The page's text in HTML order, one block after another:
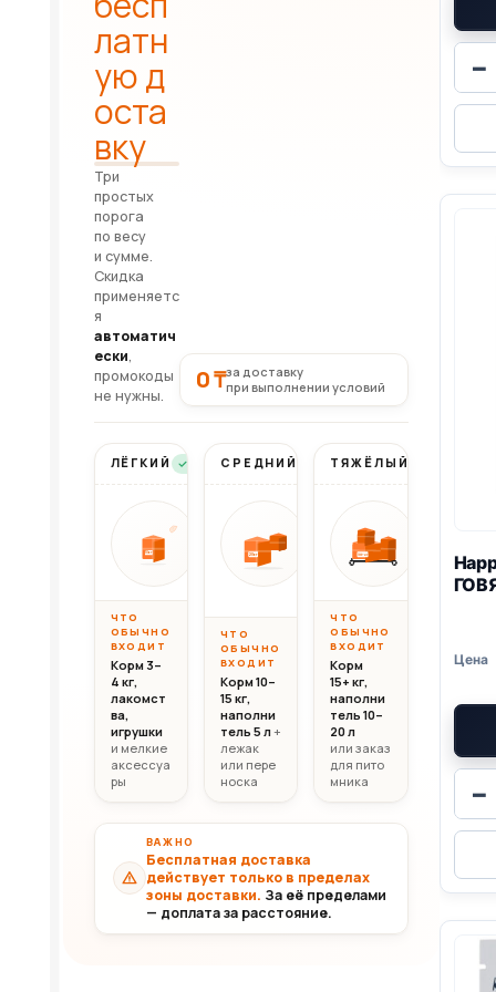
−
−
латн
ую д
оста
вку
Три
простых
порога
по весу
и сумме.
Скидка
применяетс
я
автоматич
ески,
промокоды
не нужны.
0 ₸за доставку
при выполнении условий
ЛЁГКИЙ Бесплатно
10кг
Вес до 10 кг
10 000 ₸
ЧТО
ОБЫЧНО
ВХОДИТ
Корм 3–
4 кг,
лакомст
ва,
игрушки
и мелкие
аксессуа
ры
СРЕДНИЙ Бесплатно
20кг
Вес 10–20 кг
20 000 ₸
ЧТО
ОБЫЧНО
ВХОДИТ
Корм 10–
15 кг,
наполни
тель 5 л+
лежак
или пере
носка
ТЯЖЁЛЫЙ
30+кг 30
ЧТО
ОБЫЧНО
ВХОДИТ
Корм
15+ кг,
наполни
тель 10–
20 л
или заказ
для пито
мника
ВАЖНО
Бесплатная доставка
действует только в пределах
зоны доставки. За её пределами
— доплата за расстояние.